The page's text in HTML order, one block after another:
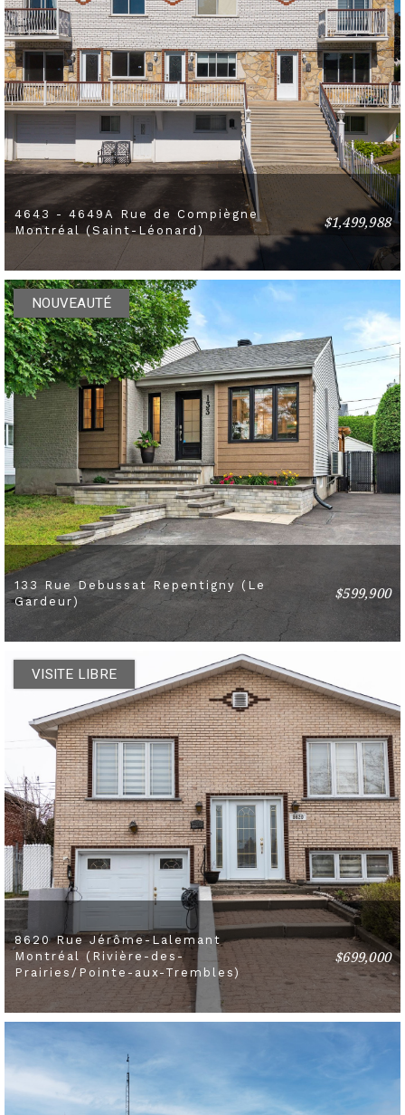
4643 - 4649A Rue de Compiègne
Montréal (Saint-Léonard)
$1,499,988
3 BEDS 1 BATHS
NOUVEAUTÉ
133 Rue Debussat Repentigny (Le
Gardeur)
$599,900
4 BEDS 2 BATHS
VISITE LIBRE
8620 Rue Jérôme-Lalemant
Montréal (Rivière-des-
Prairies/Pointe-aux-Trembles)
$699,000
5 BEDS 2 BATHS